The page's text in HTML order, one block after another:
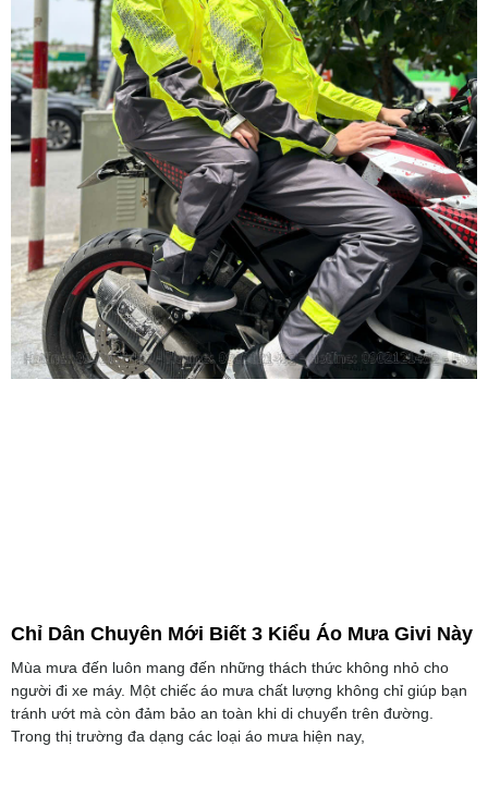
Chỉ Dân Chuyên Mới Biết 3 Kiểu Áo Mưa Givi Này
Mùa mưa đến luôn mang đến những thách thức không nhỏ cho
người đi xe máy. Một chiếc áo mưa chất lượng không chỉ giúp bạn
tránh ướt mà còn đảm bảo an toàn khi di chuyển trên đường.
Trong thị trường đa dạng các loại áo mưa hiện nay,